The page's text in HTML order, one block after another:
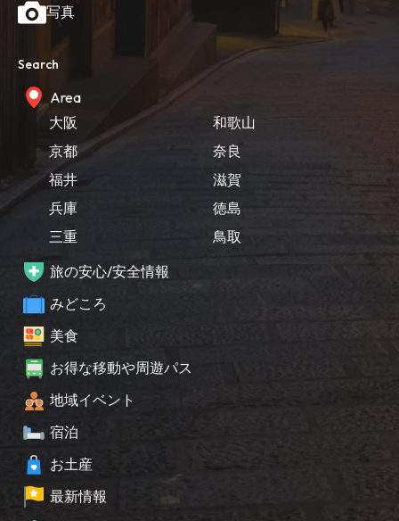
写真
Search
Area
大阪
京都
福井
兵庫
三重
和歌山
奈良
滋賀
徳島
鳥取
旅の安心/安全情報
みどころ
美食
お得な移動や周遊パス
地域イベント
宿泊
お土産
最新情報